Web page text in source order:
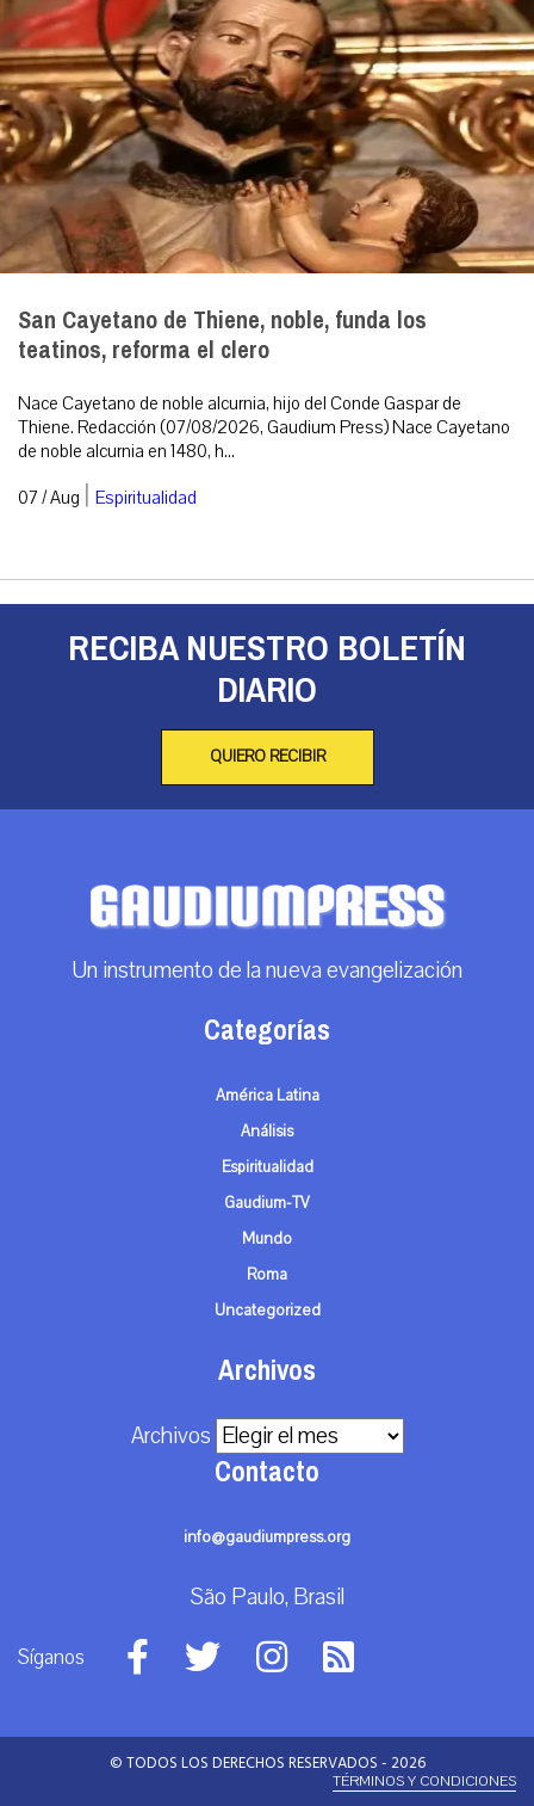
San Cayetano de Thiene, noble, funda los
teatinos, reforma el clero
Nace Cayetano de noble alcurnia, hijo del Conde Gaspar de
Thiene. Redacción (07/08/2026, Gaudium Press) Nace Cayetano
de noble alcurnia en 1480, h...
07 / Aug | Espiritualidad
RECIBA NUESTRO BOLETÍN
DIARIO
QUIERO RECIBIR
Un instrumento de la nueva evangelización
Categorías
América Latina
Análisis
Espiritualidad
Gaudium-TV
Mundo
Roma
Uncategorized
Archivos
Archivos
Contacto
info@gaudiumpress.org
São Paulo, Brasil
Síganos
© TODOS LOS DERECHOS RESERVADOS - 2026
TÉRMINOS Y CONDICIONES